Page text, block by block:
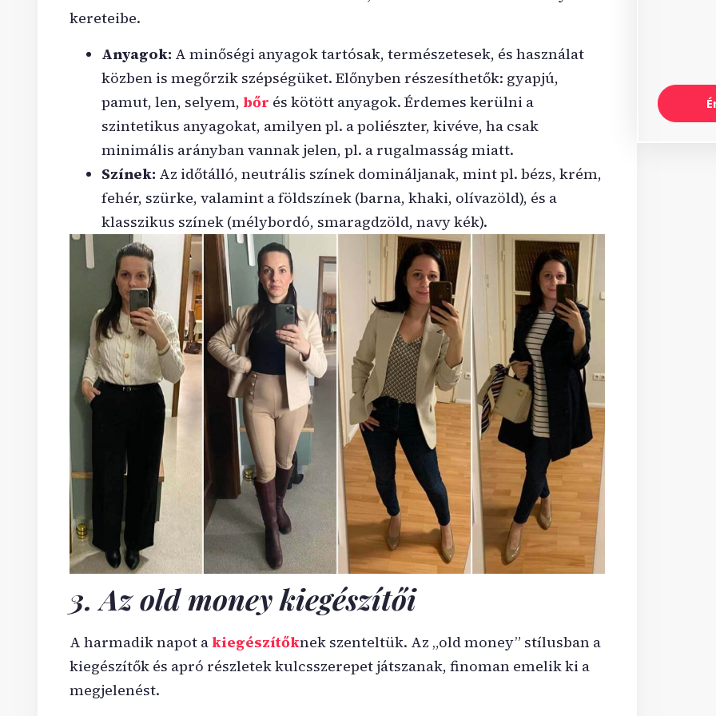
kereteibe.
Anyagok: A minőségi anyagok tartósak, természetesek, és használat
közben is megőrzik szépségüket. Előnyben részesíthetők: gyapjú,
pamut, len, selyem, bőr és kötött anyagok. Érdemes kerülni a
szintetikus anyagokat, amilyen pl. a poliészter, kivéve, ha csak
minimális arányban vannak jelen, pl. a rugalmasság miatt.
Színek: Az időtálló, neutrális színek domináljanak, mint pl. bézs, krém,
fehér, szürke, valamint a földszínek (barna, khaki, olívazöld), és a
klasszikus színek (mélybordó, smaragdzöld, navy kék).
3. Az old money kiegészítői
A harmadik napot akiegészítőknek szenteltük. Az „old money” stílusban a
kiegészítők és apró részletek kulcsszerepet játszanak, finoman emelik ki a
megjelenést.